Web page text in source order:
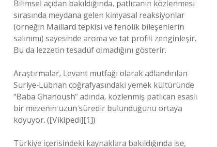
Bilimsel açıdan bakıldığında, patlıcanın közlenmesi
sırasında meydana gelen kimyasal reaksiyonlar
(örneğin Maillard tepkisi ve fenolik bileşenlerin
salınımı) sayesinde aroma ve tat profili zenginleşir.
Bu da lezzetin tesadüf olmadığını gösterir.
Araştırmalar, Levant mutfağı olarak adlandırılan
Suriye‑Lübnan coğrafyasındaki yemek kültüründe
“Baba Ghanoush” adında, közlenmiş patlıcan esaslı
bir mezenin uzun süredir bulunduğunu ortaya
koyuyor. ([Vikipedi][1])
Türkiye içerisindeki kaynaklara bakıldığında ise,